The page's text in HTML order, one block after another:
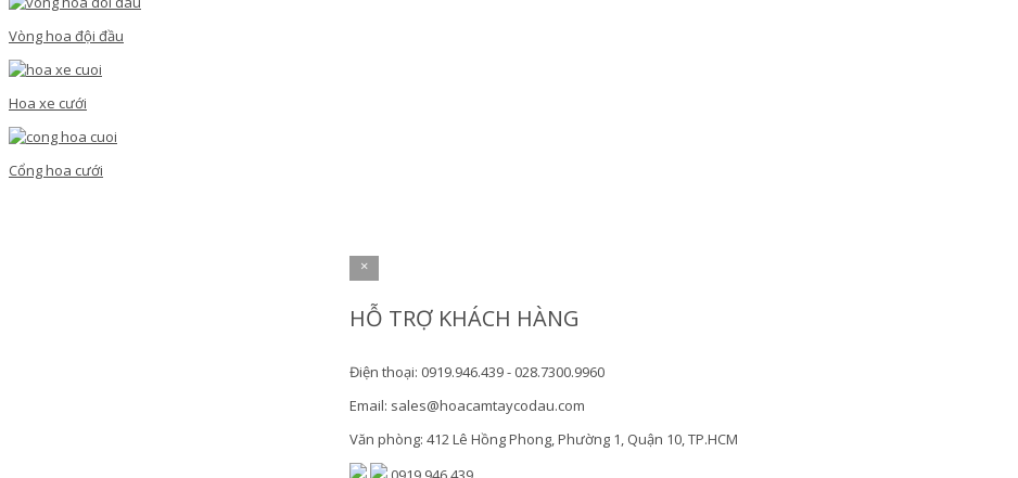
Vòng hoa đội đầu
Hoa xe cưới
Cổng hoa cưới
×
HỖ TRỢ KHÁCH HÀNG
Điện thoại: 0919.946.439 - 028.7300.9960
Email: sales@hoacamtaycodau.com
Văn phòng: 412 Lê Hồng Phong, Phường 1, Quận 10, TP.HCM